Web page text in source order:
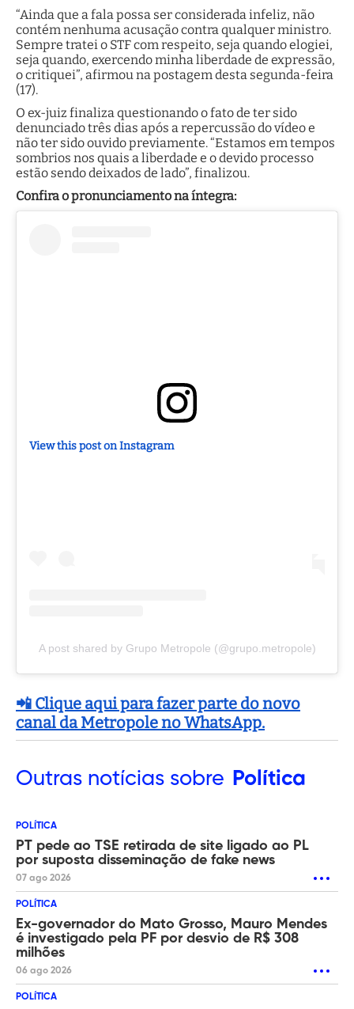
“Ainda que a fala possa ser considerada infeliz, não
contém nenhuma acusação contra qualquer ministro.
Sempre tratei o STF com respeito, seja quando elogiei,
seja quando, exercendo minha liberdade de expressão,
o critiquei”, afirmou na postagem desta segunda-feira
(17).
O ex-juiz finaliza questionando o fato de ter sido
denunciado três dias após a repercussão do vídeo e
não ter sido ouvido previamente. “Estamos em tempos
sombrios nos quais a liberdade e o devido processo
estão sendo deixados de lado”, finalizou.
Confira o pronunciamento na íntegra:
View this post on Instagram
A post shared by Grupo Metropole (@grupo.metropole)
📲 Clique aqui para fazer parte do novo
canal da Metropole no WhatsApp.
Outras notícias sobre Política
POLÍTICA
PT pede ao TSE retirada de site ligado ao PL
por suposta disseminação de fake news
07 ago 2026
POLÍTICA
Ex-governador do Mato Grosso, Mauro Mendes
é investigado pela PF por desvio de R$ 308
milhões
06 ago 2026
POLÍTICA